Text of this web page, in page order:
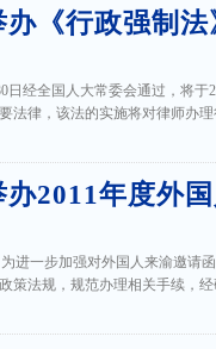
《行政强制
日经全国人大常委会通过，将
法律，该法的实施将对律师办
2011年度外
进一步加强对外国人来渝邀请
策法规，规范办理相关手续，经